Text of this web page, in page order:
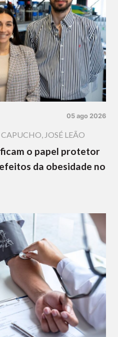
05 ago 2026
, JOSÉ LEÃO
o papel protetor
da obesidade no